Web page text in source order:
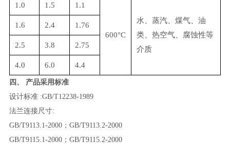
1.0 1.5 1.1
600°C
水、蒸汽、煤气、油
类、热空气、腐蚀性等
介质
1.6 2.4 1.76
2.5 3.8 2.75
4.0 6.0 4.4
四、 产品采用标准
设计标准:GB/T12238-1989
法兰连接尺寸:
GB/T9113.1-2000； GB/T9113.2-2000
GB/T9115.1-2000； GB/T9115.2-2000